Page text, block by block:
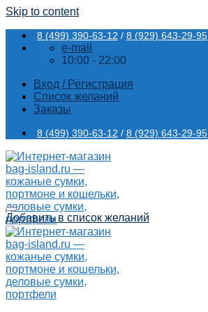
Skip to content
8 (499) 390-63-12 / 8 (929) 643-29-95
e-mail
10:00 - 22:00
Вход / Регистрация
Список желаний
Заказы
8 (499) 390-63-12 / 8 (929) 643-29-95
Добавить в список желаний